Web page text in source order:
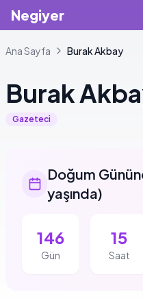
Negiyer
Ana Sayfa BurakAkbay
Burak
Gazeteci
Doğum
yaşında)
146
Gün
15
Saat